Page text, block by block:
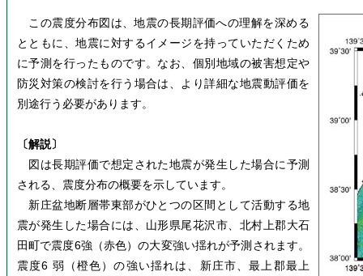
この震度分布図は、地震の長期評価への理解を深める
とともに、地震に対するイメージを持っていただくため
に予測を行ったものです。なお、個別地域の被害想定や
防災対策の検討を行う場合は、より詳細な地震動評価を
別途行う必要があります。
〔解説〕
図は長期評価で想定された地震が発生した場合に予測
される、震度分布の概要を示しています。
新庄盆地断層帯東部がひとつの区間として活動する地
震が発生した場合には、山形県尾花沢市、北村上郡大石
田町で震度6強（赤色）の大変強い揺れが予測されます。
震度6 弱（橙色）の強い揺れは、新庄市、最上郡最上